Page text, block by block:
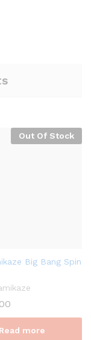
Out Of Stock
Big Bang Spin
Read more